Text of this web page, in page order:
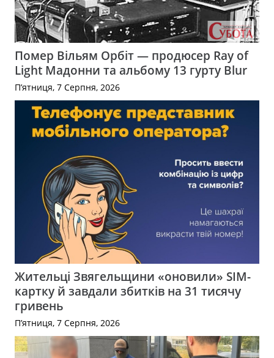
Помер Вільям Орбіт — продюсер Ray of
Light Мадонни та альбому 13 гурту Blur
П’ятниця, 7 Серпня, 2026
Жительці Звягельщини «оновили» SIM-
картку й завдали збитків на 31 тисячу
гривень
П’ятниця, 7 Серпня, 2026